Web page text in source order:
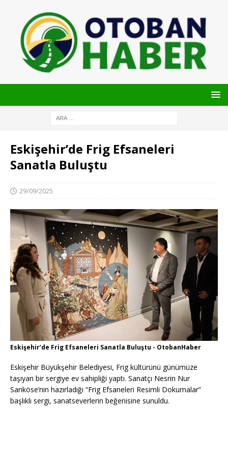
Eskişehir’de Frig Efsaneleri
Sanatla Buluştu
29/09/2025
Eskişehir’de Frig Efsaneleri Sanatla Buluştu - OtobanHaber
Eskişehir Büyükşehir Belediyesi, Frig kültürünü günümüze
taşıyan bir sergiye ev sahipliği yaptı. Sanatçı Nesrin Nur
Sarıköse’nin hazırladığı “Frig Efsaneleri Resimli Dokumalar”
başlıklı sergi, sanatseverlerin beğenisine sunuldu.